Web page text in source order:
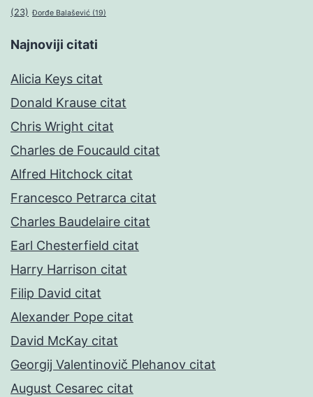
(23) Đorđe Balašević (19)
Najnoviji citati
Alicia Keys citat
Donald Krause citat
Chris Wright citat
Charles de Foucauld citat
Alfred Hitchock citat
Francesco Petrarca citat
Charles Baudelaire citat
Earl Chesterfield citat
Harry Harrison citat
Filip David citat
Alexander Pope citat
David McKay citat
Georgij Valentinovič Plehanov citat
August Cesarec citat